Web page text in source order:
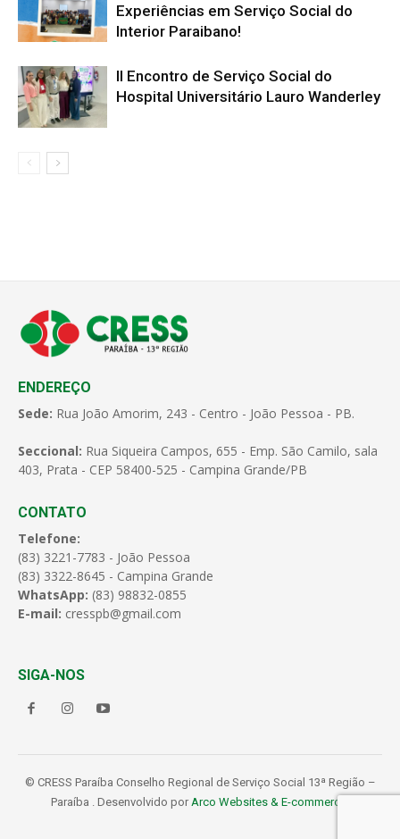
Experiências em Serviço Social do
Interior Paraibano!
II Encontro de Serviço Social do
Hospital Universitário Lauro Wanderley
ENDEREÇO
Sede: Rua João Amorim, 243 - Centro - João Pessoa - PB.
Seccional: Rua Siqueira Campos, 655 - Emp. São Camilo, sala
403, Prata - CEP 58400-525 - Campina Grande/PB
CONTATO
Telefone:
(83) 3221-7783 - João Pessoa
(83) 3322-8645 - Campina Grande
WhatsApp: (83) 98832-0855
E-mail: cresspb@gmail.com
SIGA-NOS
© CRESS Paraíba Conselho Regional de Serviço Social 13ª Região –
Paraíba . Desenvolvido por Arco Websites & E-commerce